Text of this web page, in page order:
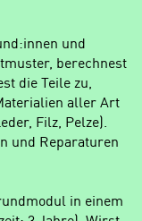
und
berechnest
die Teile zu,
aller Art
Filz, Pelze).
und Reparaturen
in einem